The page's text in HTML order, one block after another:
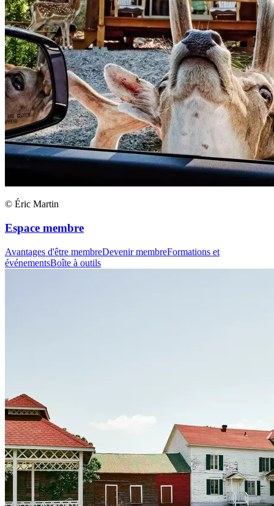
© Éric Martin
Espace membre
Avantages d'être membreDevenir membreFormations et
événementsBoîte à outils